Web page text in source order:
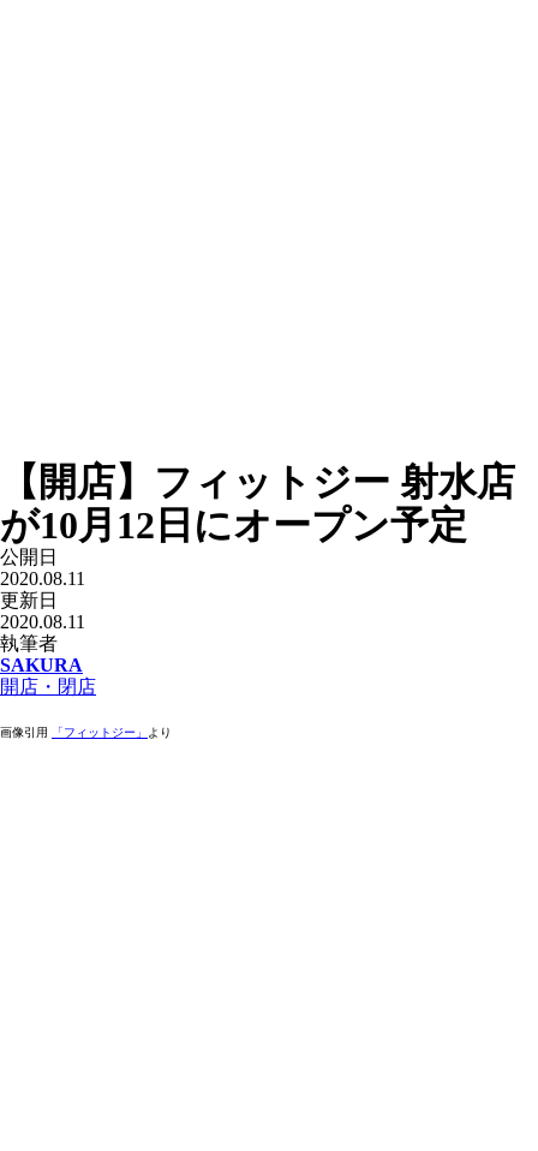
【開店】フィットジー 射水店
が10月12日にオープン予定
公開日
2020.08.11
更新日
2020.08.11
執筆者
SAKURA
開店・閉店
画像引用 「フィットジー」 より